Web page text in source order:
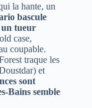
la hante, un
bascule
un tueur
case,
coupable.
traque les
et
sont
Bains semble